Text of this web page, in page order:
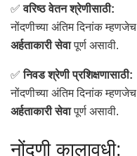
✅वरिष्ठ वेतन श्रेणीसाठी:
नोंदणीच्या अंतिम दिनांक म्हणजेच
अर्हताकारी सेवापूर्ण असावी.
✅निवड श्रेणी प्रशिक्षणासाठी:
नोंदणीच्या अंतिम दिनांक म्हणजेच
अर्हताकारी सेवापूर्ण असावी.
नोंदणी कालावधी: